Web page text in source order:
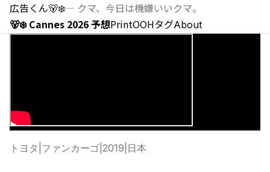
広告くん🐻‍❄️— クマ、今日は機嫌いいクマ。
🐻‍❄️ Cannes 2026 予想PrintOOHタグAbout
トヨタ ファンカーゴ 2019 日本